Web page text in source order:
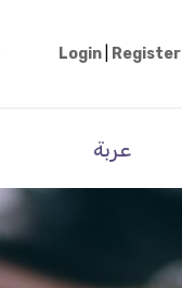
Login Register
عربة